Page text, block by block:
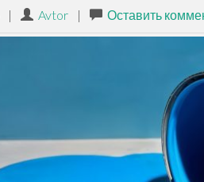
| Avtor | Оставить